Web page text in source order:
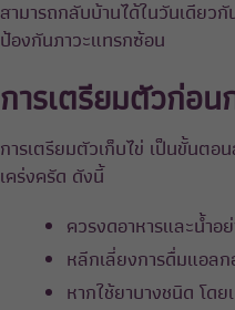
สามารถกลับบ้านได้ในวันเดียว
ป้องกันภาวะแทรกซ้อน
การเตรียมตัวก่อน
การเตรียมตัวเก็บไข่ เป็นขั้นต
เคร่งครัด ดังนี้
ควรงดอาหารและน้ำ
หลีกเลี่ยงการดื่มแอล
หากใช้ยาบางชนิด โด